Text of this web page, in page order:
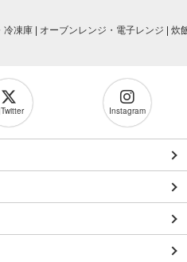
冷凍庫 | オーブンレンジ・電子レンジ | 炊
Instagram